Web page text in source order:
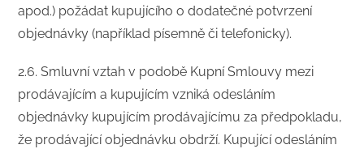
apod.) požádat kupujícího o dodatečné potvrzení
objednávky (například písemně či telefonicky).
2.6. Smluvní vztah v podobě Kupní Smlouvy mezi
prodávajícím a kupujícím vzniká odesláním
objednávky kupujícím prodávajícímu za předpokladu,
že prodávající objednávku obdrží. Kupující odesláním